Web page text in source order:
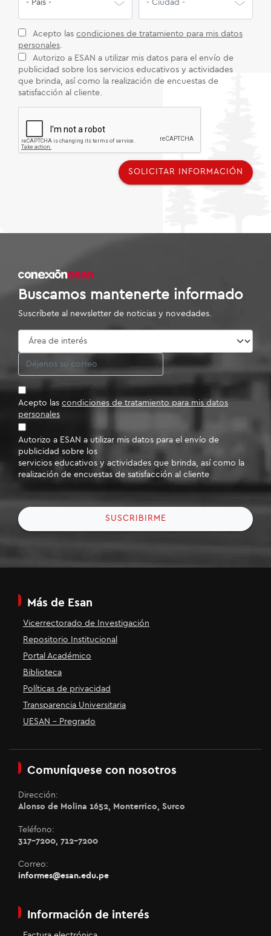
Acepto las condiciones de tratamiento para mis datos
personales.
Autorizo a ESAN a utilizar mis datos para el envío de
publicidad sobre los servicios educativos y actividades
que brinda, así como la realización de encuestas de
satisfacción al cliente.
SOLICITAR INFORMACIÓN
Buscamos mantenerte informado
Suscríbete al newsletter de noticias y novedades.
Acepto las condiciones de tratamiento para mis datos
personales
Autorizo a ESAN a utilizar mis datos para el envío de
publicidad sobre los
servicios educativos y actividades que brinda, así como la
realización de encuestas de satisfacción al cliente
SUSCRIBIRME
Más de Esan
Vicerrectorado de Investigación
Repositorio Institucional
Portal Académico
Biblioteca
Políticas de privacidad
Transparencia Universitaria
UESAN - Pregrado
Comuníquese con nosotros
Dirección:
Alonso de Molina 1652, Monterrico, Surco
Teléfono:
317-7200, 712-7200
Correo:
informes@esan.edu.pe
Información de interés